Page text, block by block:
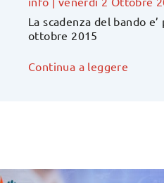
La scadenza del bando
ottobre 2015
Continua a leggere